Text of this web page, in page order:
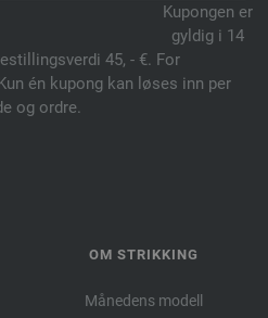
Kupongen er
gyldig i 14
45, - €. For
én kupong kan løses inn per
og ordre.
OM STRIKKING
Månedens modell